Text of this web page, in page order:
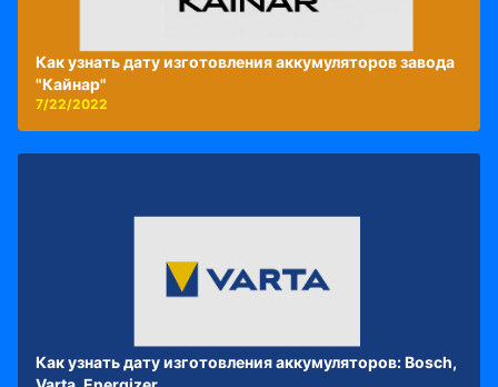
Как узнать дату изготовления аккумуляторов завода
"Кайнар"
7/22/2022
Как узнать дату изготовления аккумуляторов: Bosch,